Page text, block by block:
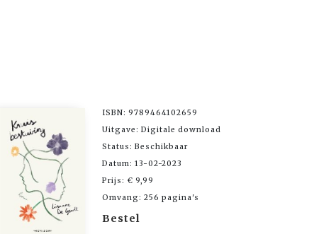
ISBN: 9789464102659
Uitgave: Digitale download
Status: Beschikbaar
Datum: 13-02-2023
Prijs: € 9,99
Omvang: 256 pagina's
Bestel